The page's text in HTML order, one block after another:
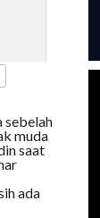
sebelah
muda
saat
ada